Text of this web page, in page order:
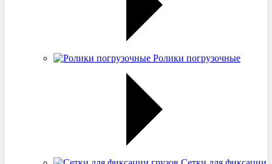
Ролики погрузочные